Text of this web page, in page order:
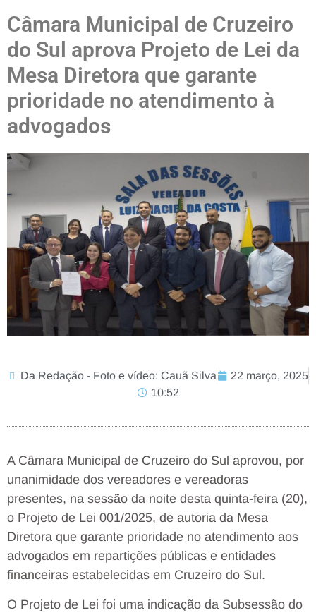
Câmara Municipal de Cruzeiro
do Sul aprova Projeto de Lei da
Mesa Diretora que garante
prioridade no atendimento à
advogados
Da Redação - Foto e vídeo: Cauã Silva
22 março, 2025
10:52
A Câmara Municipal de Cruzeiro do Sul aprovou, por
unanimidade dos vereadores e vereadoras
presentes, na sessão da noite desta quinta-feira (20),
o Projeto de Lei 001/2025, de autoria da Mesa
Diretora que garante prioridade no atendimento aos
advogados em repartições públicas e entidades
financeiras estabelecidas em Cruzeiro do Sul.
O Projeto de Lei foi uma indicação da Subsessão do